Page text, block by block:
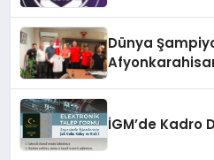
Dünya
İGM’de Kadro